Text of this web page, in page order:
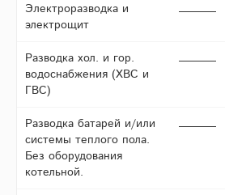
Электроразводка и
электрощит
Разводка хол. и гор.
водоснабжения (ХВС и
ГВС)
Разводка батарей и/или
системы теплого пола.
Без оборудования
котельной.